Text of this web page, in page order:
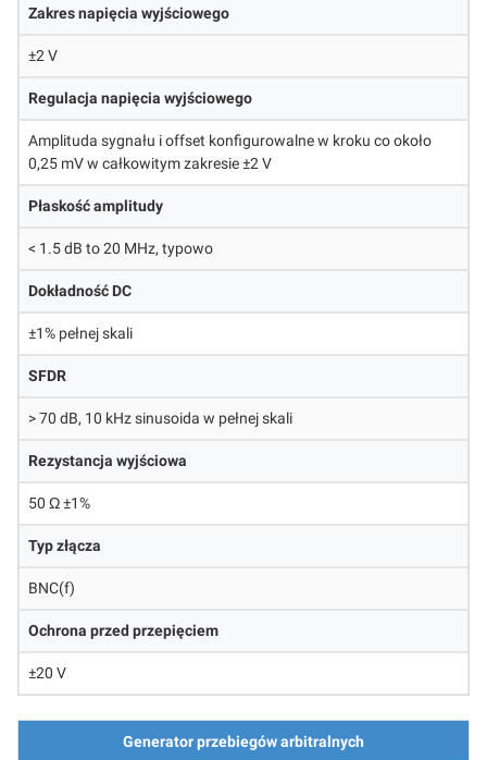
Zakres napięcia wyjściowego
±2 V
Regulacja napięcia wyjściowego
Amplituda sygnału i offset konfigurowalne w kroku co około
0,25 mV w całkowitym zakresie ±2 V
Płaskość amplitudy
< 1.5 dB to 20 MHz, typowo
Dokładność DC
±1% pełnej skali
SFDR
> 70 dB, 10 kHz sinusoida w pełnej skali
Rezystancja wyjściowa
50 Ω ±1%
Typ złącza
BNC(f)
Ochrona przed przepięciem
±20 V
Generator przebiegów arbitralnych